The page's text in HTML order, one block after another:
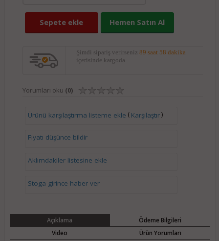
Sepete ekle Hemen Satın Al
Şimdi sipariş verirseniz 89 saat 58 dakika
içerisinde kargoda.
Yorumları oku (0)
Ürünü karşılaştırma listeme ekle ( Karşılaştır)
Fiyatı düşünce bildir
Aklımdakiler listesine ekle
Stoga girince haber ver
Açıklama
Ödeme Bilgileri
Video
Ürün Yorumları